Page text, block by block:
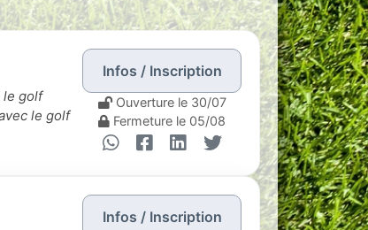
le golf
le golf
Infos / Inscription
Ouverture le 30/07
Fermeture le 05/08
Infos / Inscription